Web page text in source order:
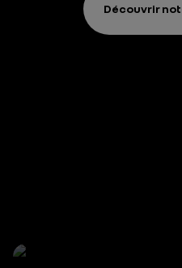
Découvrir